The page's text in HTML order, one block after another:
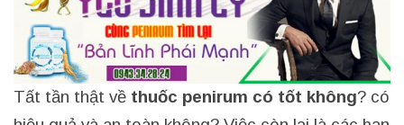
Tất tần thật về thuốc penirum có tốt không? có